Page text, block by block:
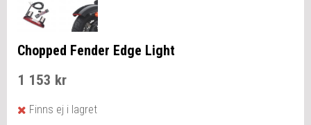
Chopped Fender Edge Light
1 153 kr
Finns ej i lagret